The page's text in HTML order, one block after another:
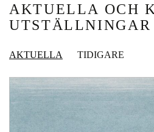
AKTUELLA OCH
UTSTÄLLNINGAR
AKTUELLA TIDIGARE